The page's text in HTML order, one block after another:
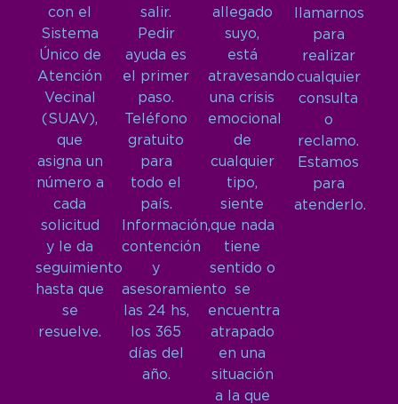
con el
Sistema
Único de
Atención
Vecinal
(SUAV),
que
asigna un
número a
cada
solicitud
y le da
seguimiento
hasta que
se
resuelve.
salir.
Pedir
ayuda es
el primer
paso.
Teléfono
gratuito
para
todo el
país.
Información,
contención
y
asesoramiento
las 24 hs,
los 365
días del
año.
allegado
suyo,
está
atravesando
una crisis
emocional
de
cualquier
tipo,
siente
que nada
tiene
sentido o
se
encuentra
atrapado
en una
situación
a la que
llamarnos
para
realizar
cualquier
consulta
o
reclamo.
Estamos
para
atenderlo.